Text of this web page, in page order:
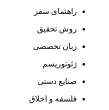
راهنمای سفر
روش تحقیق
زبان تخصصی
ژئوتوریسم
صنایع دستی
فلسفه و اخلاق